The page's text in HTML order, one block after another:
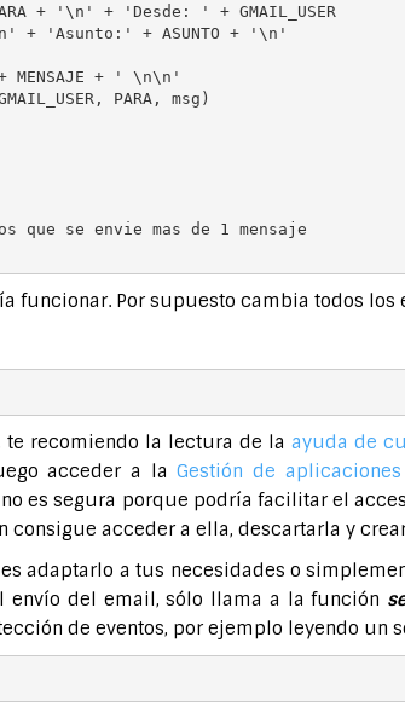
+ '\n' + 'Desde: ' + GMAIL_USER
+ 'Asunto:' + ASUNTO + '\n'
MENSAJE + ' \n\n'
PARA, msg)
que se envie mas de 1 mensaje
funcionar. Por supuesto cambia todos los
te recomiendo la lectura de la ayuda de
acceder a laGestión de
es segura porque podría facilitar el
consigue acceder a ella, descartarla y
adaptarlo a tus necesidades o
envío del email, sólo llama a la función
de eventos, por ejemplo leyendo un